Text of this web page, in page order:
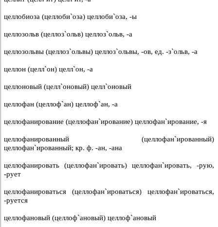
целлобиоза (целлоби`оза) целлоби`оза, -ы
целлозольв (целлоз`ольв) целлоз`ольв, -а
целлозольвы (целлоз`ольвы) целлоз`ольвы, -ов, ед. -з`ольв, -а
целлон (целл`он) целл`он, -а
целлоновый (целл`оновый) целл`оновый
целлофан (целлоф`ан) целлоф`ан, -а
целлофанирование (целлофан`ирование) целлофан`ирование, -я
целлофанированный (целлофан`ированный)
целлофан`ированный; кр. ф. -ан, -ана
целлофанировать (целлофан`ировать) целлофан`ировать, -рую,
-рует
целлофанироваться (целлофан`ироваться) целлофан`ироваться,
-руется
целлофановый (целлоф`ановый) целлоф`ановый